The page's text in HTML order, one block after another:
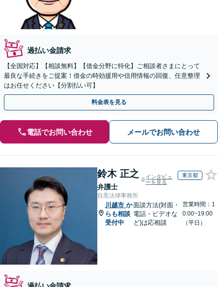
過払い金請求
【全国対応】【相談無料】【借金分野に特化】ご相談者さまにとって
最良な手続きをご提案！借金の時効援用や信用情報の回復、任意整理
はお任せください【分割払い可】
料金表を見る
電話でお問い合わせ メールでお問い合わせ
鈴木 正之
弁護士
インタビュ
ーを見る
東京都
目黒法律事務所
川越市 か
らも相談
受付中
面談方法(対面・
電話・ビデオな
ど)は応相談
営業時間：1
0:00~19:00
（平日）